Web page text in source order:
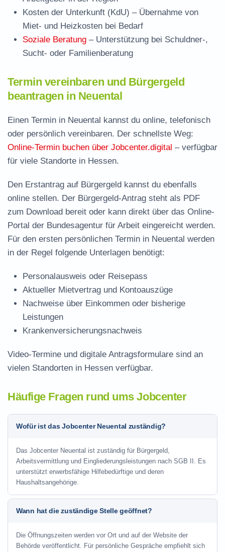
Kosten der Unterkunft (KdU) – Übernahme von
Miet- und Heizkosten bei Bedarf
Soziale Beratung – Unterstützung bei Schuldner-,
Sucht- oder Familienberatung
Termin vereinbaren und Bürgergeld
beantragen in Neuental
Einen Termin in Neuental kannst du online, telefonisch
oder persönlich vereinbaren. Der schnellste Weg:
Online-Termin buchen über Jobcenter.digital – verfügbar
für viele Standorte in Hessen.
Den Erstantrag auf Bürgergeld kannst du ebenfalls
online stellen. Der Bürgergeld-Antrag steht als PDF
zum Download bereit oder kann direkt über das Online-
Portal der Bundesagentur für Arbeit eingereicht werden.
Für den ersten persönlichen Termin in Neuental werden
in der Regel folgende Unterlagen benötigt:
Personalausweis oder Reisepass
Aktueller Mietvertrag und Kontoauszüge
Nachweise über Einkommen oder bisherige
Leistungen
Krankenversicherungsnachweis
Video-Termine und digitale Antragsformulare sind an
vielen Standorten in Hessen verfügbar.
Häufige Fragen rund ums Jobcenter
Wofür ist das Jobcenter Neuental zuständig?
Das Jobcenter Neuental ist zuständig für Bürgergeld,
Arbeitsvermittlung und Eingliederungsleistungen nach SGB II. Es
unterstützt erwerbsfähige Hilfebedürftige und deren
Haushaltsangehörige.
Wann hat die zuständige Stelle geöffnet?
Die Öffnungszeiten werden vor Ort und auf der Website der
Behörde veröffentlicht. Für persönliche Gespräche empfiehlt sich